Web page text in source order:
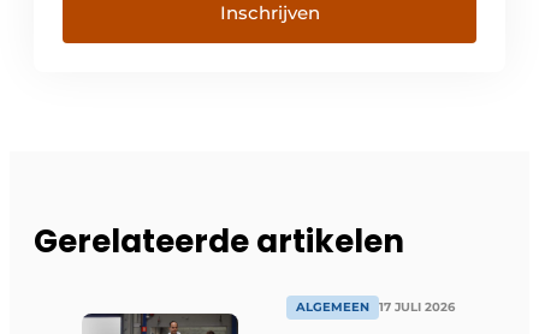
Inschrijven
Gerelateerde artikelen
ALGEMEEN 17 JULI 2026